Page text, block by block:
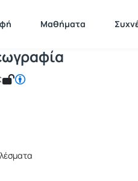
Μαθήματα
ΓεωγραφίαΓεωγραφία